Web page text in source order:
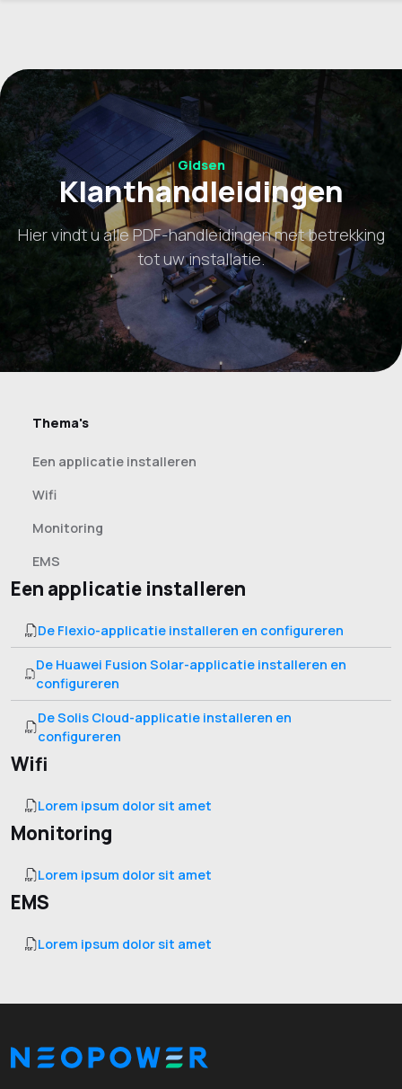
Gidsen
Klanthandleidingen
Hier vindt u alle PDF-handleidingen met betrekking
tot uw installatie.
Thema's
Een applicatie installeren
Wifi
Monitoring
EMS
Een applicatie installeren
De Flexio-applicatie installeren en configureren
De Huawei Fusion Solar-applicatie installeren en
configureren
De Solis Cloud-applicatie installeren en
configureren
Wifi
Lorem ipsum dolor sit amet
Monitoring
Lorem ipsum dolor sit amet
EMS
Lorem ipsum dolor sit amet